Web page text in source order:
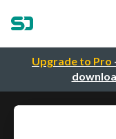
Upgrade to Pro